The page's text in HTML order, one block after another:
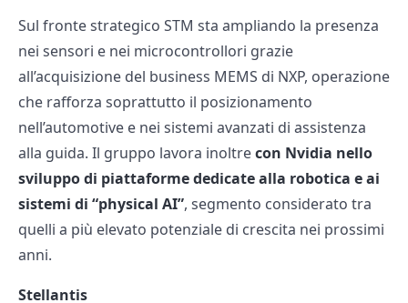
Sul fronte strategico STM sta ampliando la presenza
nei sensori e nei microcontrollori grazie
all’acquisizione del business MEMS di NXP, operazione
che rafforza soprattutto il posizionamento
nell’automotive e nei sistemi avanzati di assistenza
alla guida. Il gruppo lavora inoltrecon Nvidia nello
sviluppo di piattaforme dedicate alla robotica e ai
sistemi di “physical AI”, segmento considerato tra
quelli a più elevato potenziale di crescita nei prossimi
anni.
Stellantis